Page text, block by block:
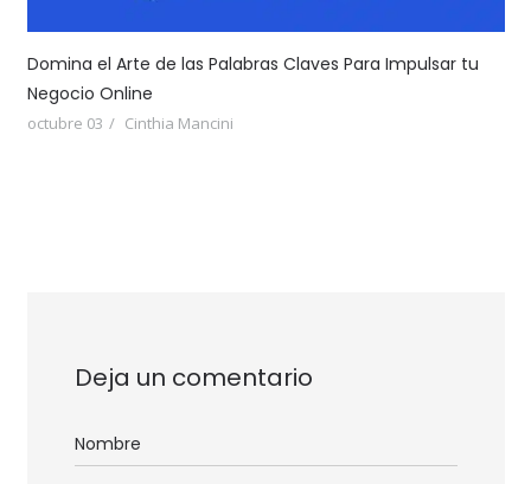
Domina el Arte de las Palabras Claves Para Impulsar tu
Negocio Online
octubre 03 Cinthia Mancini
Deja un comentario